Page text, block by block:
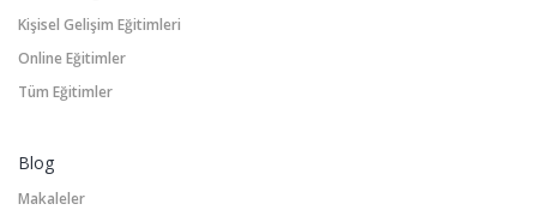
Kişisel Gelişim Eğitimleri
Online Eğitimler
Tüm Eğitimler
Blog
Makaleler